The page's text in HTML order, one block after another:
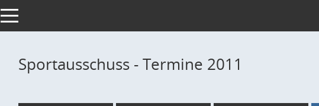
Toggle navigation
Sportausschuss - Termine 2011